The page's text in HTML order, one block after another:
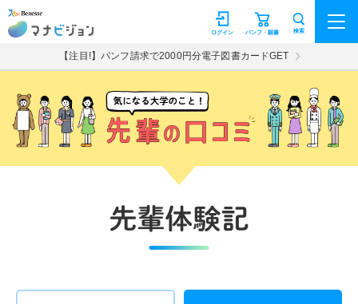
マナビジョン パンフ・願書
ログイン 検索
【注目!】パンフ請求で2000円分電子図書カードGET